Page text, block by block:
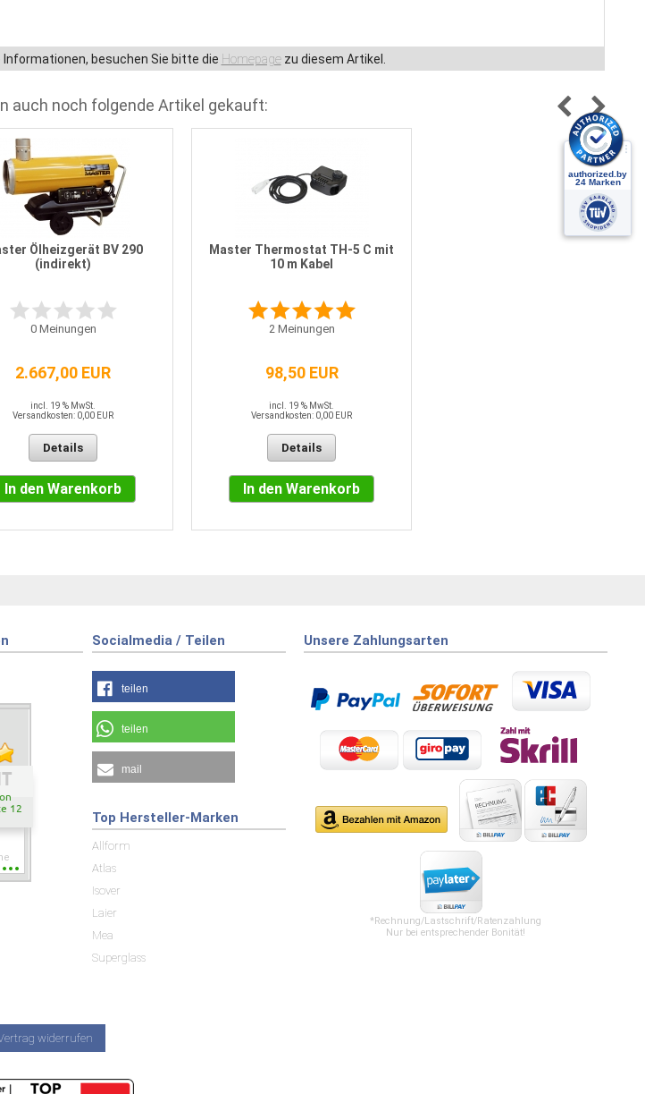
Informationen, besuchen Sie bitte die Homepagezu diesem Artikel.
auch noch folgende Artikel gekauft:
Ölheizgerät BV 290
(indirekt)
0Meinungen
2.667,00 EUR
incl. 19 % MwSt.
Versandkosten: 0,00 EUR
Details
In den Warenkorb
Master Thermostat TH-5 C mit
10 m Kabel
2Meinungen
98,50 EUR
incl. 19 % MwSt.
Versandkosten: 0,00 EUR
Details
In den Warenkorb
12
Socialmedia / Teilen
teilen
teilen
mail
Unsere Zahlungsarten
*Rechnung/Lastschrift/Ratenzahlung
Nur bei entsprechender Bonität!
Top Hersteller-Marken
Allform
Atlas
Isover
Laier
Mea
Superglass
widerrufen